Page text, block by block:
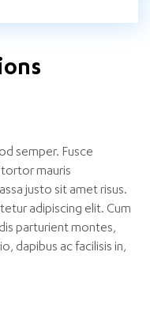
semper. Fusce
mauris
justo sit amet risus.
adipiscing elit. Cum
parturient montes,
dapibus ac facilisis in,